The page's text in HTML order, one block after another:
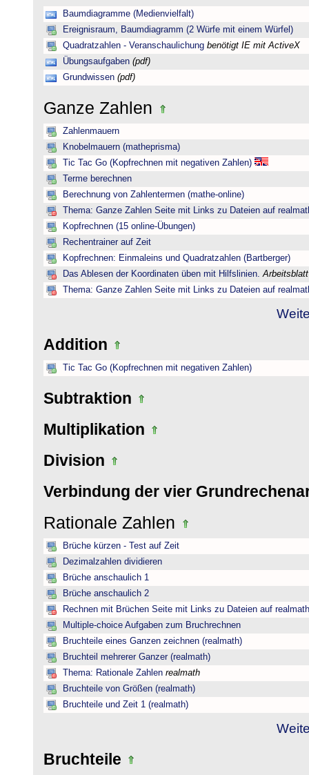
Baumdiagramme (Medienvielfalt)
Ereignisraum, Baumdiagramm (2 Würfe mit einem Würfel)
Quadratzahlen - Veranschaulichung benötigt IE mit ActiveX
Übungsaufgaben (pdf)
Grundwissen (pdf)
Ganze Zahlen
Zahlenmauern
Knobelmauern (matheprisma)
Tic Tac Go (Kopfrechnen mit negativen Zahlen)
Terme berechnen
Berechnung von Zahlentermen (mathe-online)
Thema: Ganze Zahlen Seite mit Links zu Dateien auf
Kopfrechnen (15 online-Übungen)
Rechentrainer auf Zeit
Kopfrechnen: Einmaleins und Quadratzahlen (Bartberger)
Das Ablesen der Koordinaten üben mit Hilfslinien.
Thema: Ganze Zahlen Seite mit Links zu Dateien auf
Addition
Tic Tac Go (Kopfrechnen mit negativen Zahlen)
Subtraktion
Multiplikation
Division
Verbindung der vier
Rationale Zahlen
Brüche kürzen - Test auf Zeit
Dezimalzahlen dividieren
Brüche anschaulich 1
Brüche anschaulich 2
Rechnen mit Brüchen Seite mit Links zu Dateien auf
Multiple-choice Aufgaben zum Bruchrechnen
Bruchteile eines Ganzen zeichnen (realmath)
Bruchteil mehrerer Ganzer (realmath)
Thema: Rationale Zahlen realmath
Bruchteile von Größen (realmath)
Bruchteile und Zeit 1 (realmath)
Bruchteile